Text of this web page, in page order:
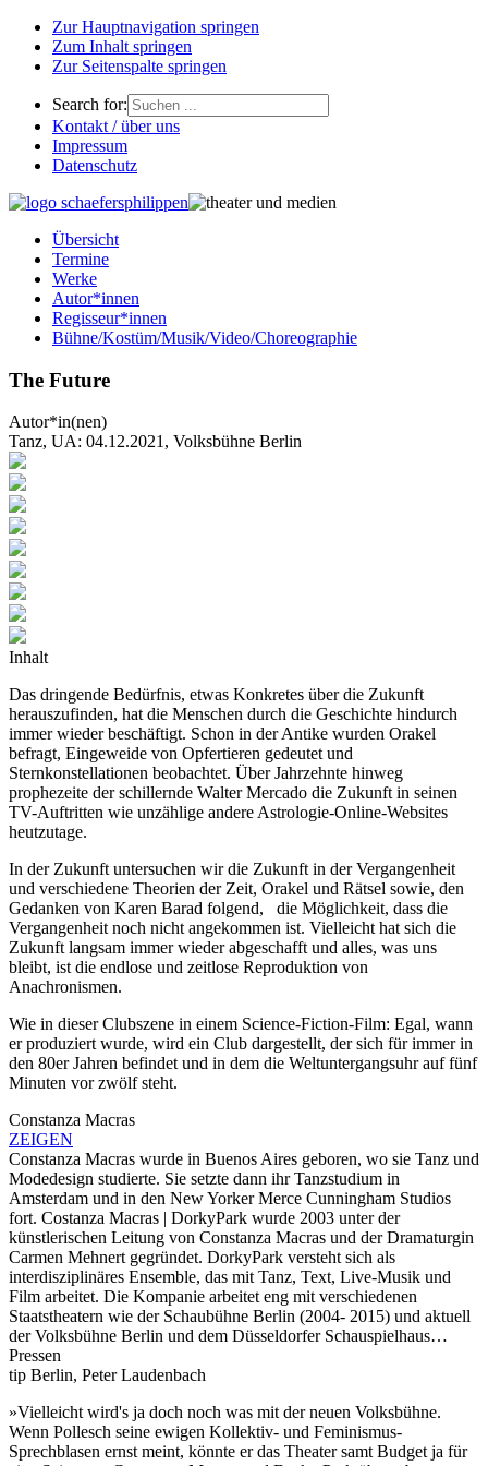
Zur Hauptnavigation springen
Zum Inhalt springen
Zur Seitenspalte springen
Search for:
Kontakt / über uns
Impressum
Datenschutz
Übersicht
Termine
Werke
Autor*innen
Regisseur*innen
Bühne/Kostüm/Musik/Video/Choreographie
The Future
Autor*in(nen)
Tanz, UA: 04.12.2021, Volksbühne Berlin
Inhalt
Das dringende Bedürfnis, etwas Konkretes über die Zukunft
herauszufinden, hat die Menschen durch die Geschichte hindurch
immer wieder beschäftigt. Schon in der Antike wurden Orakel
befragt, Eingeweide von Opfertieren gedeutet und
Sternkonstellationen beobachtet. Über Jahrzehnte hinweg
prophezeite der schillernde Walter Mercado die Zukunft in seinen
TV-Auftritten wie unzählige andere Astrologie-Online-Websites
heutzutage.
In der Zukunft untersuchen wir die Zukunft in der Vergangenheit
und verschiedene Theorien der Zeit, Orakel und Rätsel sowie, den
Gedanken von Karen Barad folgend, die Möglichkeit, dass die
Vergangenheit noch nicht angekommen ist. Vielleicht hat sich die
Zukunft langsam immer wieder abgeschafft und alles, was uns
bleibt, ist die endlose und zeitlose Reproduktion von
Anachronismen.
Wie in dieser Clubszene in einem Science-Fiction-Film: Egal, wann
er produziert wurde, wird ein Club dargestellt, der sich für immer in
den 80er Jahren befindet und in dem die Weltuntergangsuhr auf fünf
Minuten vor zwölf steht.
Constanza Macras
ZEIGEN
Constanza Macras wurde in Buenos Aires geboren, wo sie Tanz und
Modedesign studierte. Sie setzte dann ihr Tanzstudium in
Amsterdam und in den New Yorker Merce Cunningham Studios
fort. Costanza Macras | DorkyPark wurde 2003 unter der
künstlerischen Leitung von Constanza Macras und der Dramaturgin
Carmen Mehnert gegründet. DorkyPark versteht sich als
interdisziplinäres Ensemble, das mit Tanz, Text, Live-Musik und
Film arbeitet. Die Kompanie arbeitet eng mit verschiedenen
Staatstheatern wie der Schaubühne Berlin (2004- 2015) und aktuell
der Volksbühne Berlin und dem Düsseldorfer Schauspielhaus…
Pressen
tip Berlin, Peter Laudenbach
»Vielleicht wird's ja doch noch was mit der neuen Volksbühne.
Wenn Pollesch seine ewigen Kollektiv- und Feminismus-
Sprechblasen ernst meint, könnte er das Theater samt Budget ja für